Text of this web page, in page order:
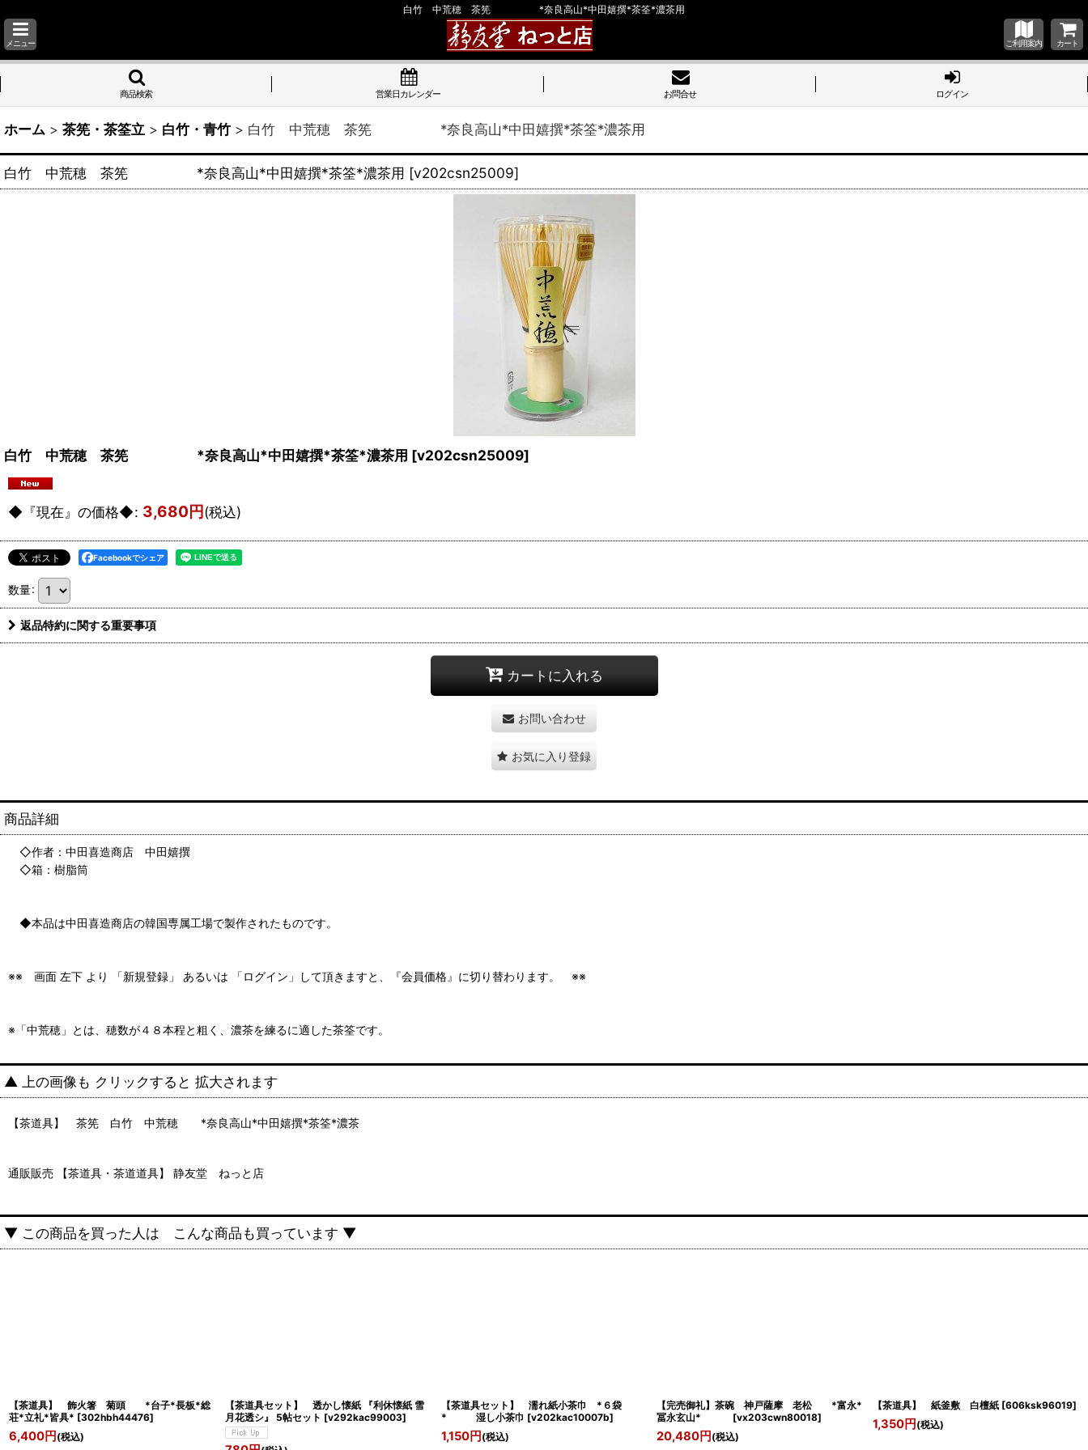
白竹 中荒穂 茶筅 *奈良高山*中田嬉撰*茶筌*濃茶用
メニュー ご利用案内 カート
商品検索 営業日カレンダー お問合せ ログイン
ホーム > 茶筅・茶筌立 > 白竹・青竹 > 白竹 中荒穂 茶筅 *奈良高山*中田嬉撰*茶筌*濃茶用
白竹 中荒穂 茶筅 *奈良高山*中田嬉撰*茶筌*濃茶用 [v202csn25009]
白竹 中荒穂 茶筅 *奈良高山*中田嬉撰*茶筌*濃茶用 [v202csn25009]
◆『現在』の価格◆: 3,680円(税込)
Facebookでシェア
数量:
返品特約に関する重要事項
カートに入れる
お問い合わせ
お気に入り登録
商品詳細
◇作者：中田喜造商店 中田嬉撰
◇箱：樹脂筒
◆本品は中田喜造商店の韓国専属工場で製作されたものです。
※※ 画面 左下 より 「新規登録」 あるいは 「ログイン」して頂きますと、『会員価格』に切り替わります。 ※※
※「中荒穂」とは、穂数が４８本程と粗く、濃茶を練るに適した茶筌です。
▲ 上の画像も クリックすると 拡大されます
【茶道具】 茶筅 白竹 中荒穂 *奈良高山*中田嬉撰*茶筌*濃茶
通販販売 【茶道具・茶道道具】 静友堂 ねっと店
▼ この商品を買った人は こんな商品も買っています ▼
【茶道具】 飾火箸 菊頭 *台子*長板*総
荘*立礼*皆具* [302hbh44476]
6,400円 (税込)
【茶道具セット】 透かし懐紙 『利休懐紙 雪
月花透シ』 5帖セット [v292kac99003]
【茶道具セット】 濡れ紙小茶巾 *６袋
* 湿し小茶巾 [v202kac10007b]
1,150円 (税込)
【完売御礼】茶碗 神戸薩摩 老松 *富永*
冨永玄山*
[vx203cwn80018]
20,480円 (税込)
【茶道具】 紙釜敷 白檀紙 [606ksk96019]
1,350円 (税込)